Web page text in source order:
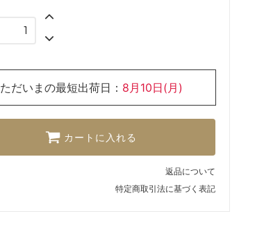
ただいまの最短出荷日： 8月10日(月)
カートに入れる
返品について
特定商取引法に基づく表記